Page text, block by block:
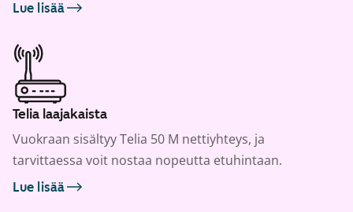
Lue lisää
Telia laajakaista
Vuokraan sisältyy Telia 50 M nettiyhteys, ja
tarvittaessa voit nostaa nopeutta etuhintaan.
Lue lisää